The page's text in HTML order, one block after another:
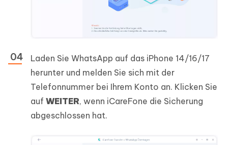
Laden Sie WhatsApp auf das iPhone 14/16/17
herunter und melden Sie sich mit der
Telefonnummer bei Ihrem Konto an. Klicken Sie
auf WEITER, wenn iCareFone die Sicherung
abgeschlossen hat.